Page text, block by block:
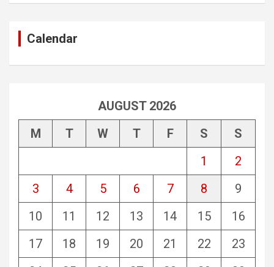
Calendar
AUGUST 2026
M
T W T F S
S
1
2
3
4 5 6 7 8
9
10
11 12 13 14 15
16
17
18 19 20 21 22
23